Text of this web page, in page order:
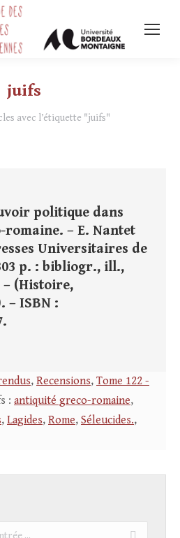
juifs
avec l’étiquette "juifs"
politique dans
romaine. – E. Nantet
Universitaires de
p. : bibliogr., ill.,
(Histoire,
– ISBN :
, Recensions, Tome 122 -
: antiquité greco-romaine,
, Lagides, Rome, Séleucides.,